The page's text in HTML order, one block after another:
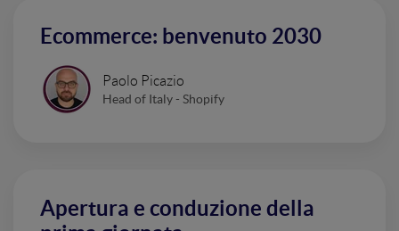
Ecommerce: benvenuto 2030
Paolo Picazio
Head of Italy - Shopify
Apertura e conduzione della